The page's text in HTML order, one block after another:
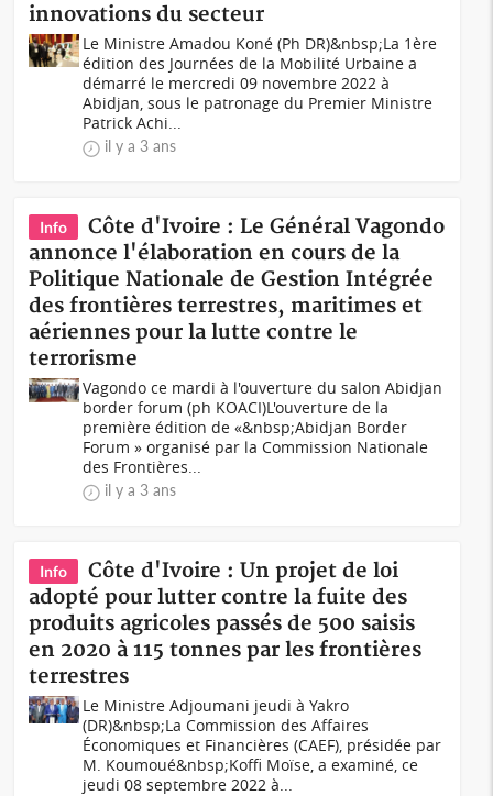
innovations du secteur
Le Ministre Amadou Koné (Ph DR)&nbsp;La 1ère
édition des Journées de la Mobilité Urbaine a
démarré le mercredi 09 novembre 2022 à
Abidjan, sous le patronage du Premier Ministre
Patrick Achi...
il y a 3 ans
Info
Côte d'Ivoire : Le Général Vagondo
annonce l'élaboration en cours de la
Politique Nationale de Gestion Intégrée
des frontières terrestres, maritimes et
aériennes pour la lutte contre le
terrorisme
Vagondo ce mardi à l'ouverture du salon Abidjan
border forum (ph KOACI)L'ouverture de la
première édition de «&nbsp;Abidjan Border
Forum » organisé par la Commission Nationale
des Frontières...
il y a 3 ans
Info
Côte d'Ivoire : Un projet de loi
adopté pour lutter contre la fuite des
produits agricoles passés de 500 saisis
en 2020 à 115 tonnes par les frontières
terrestres
Le Ministre Adjoumani jeudi à Yakro
(DR)&nbsp;La Commission des Affaires
Économiques et Financières (CAEF), présidée par
M. Koumoué&nbsp;Koffi Moïse, a examiné, ce
jeudi 08 septembre 2022 à...